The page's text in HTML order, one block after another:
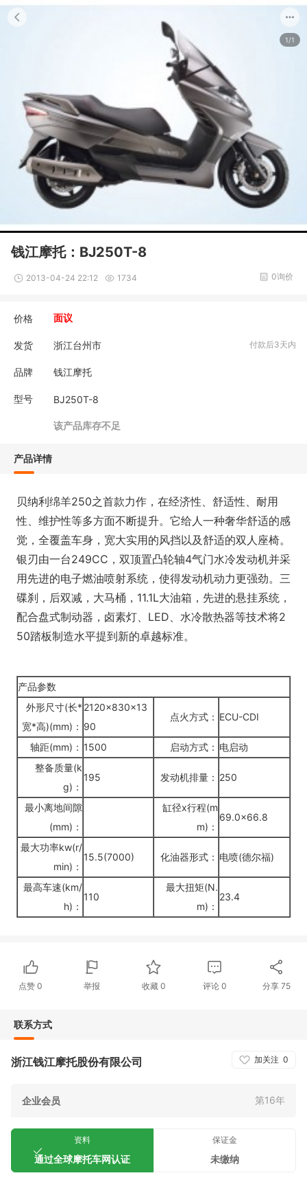
1/1
钱江摩托：BJ250T-8
2013-04-24 22:12 1734 0询价
价格 面议
发货 浙江台州市 付款后3天内
品牌 钱江摩托
型号 BJ250T-8
该产品库存不足
产品详情
贝纳利绵羊250之首款力作，在经济性、舒适性、耐用
性、维护性等多方面不断提升。它给人一种奢华舒适的感
觉，全覆盖车身，宽大实用的风挡以及舒适的双人座椅。
银刃由一台249CC，双顶置凸轮轴4气门水冷发动机并采
用先进的电子燃油喷射系统，使得发动机动力更强劲。三
碟刹，后双减，大马桶，11.1L大油箱，先进的悬挂系统，
配合盘式制动器，卤素灯、LED、水冷散热器等技术将2
50踏板制造水平提到新的卓越标准。
产品参数
外形尺寸(长*
宽*高)(mm)：
2120x830x13
90
点火方式： ECU-CDI
轴距(mm)： 1500 启动方式： 电启动
整备质量(k
g)：
195 发动机排量： 250
最小离地间隙
(mm)：
缸径x行程(m
m)：
69.0x66.8
最大功率kw(r/
min)：
15.5(7000) 化油器形式： 电喷(德尔福)
最高车速(km/
h)：
110
最大扭矩(N.
m)：
23.4
点赞0 举报 收藏 0 评论0 分享 75
联系方式
加关注 0
浙江钱江摩托股份有限公司
企业会员 第16年
资料
通过全球摩托车网认证
保证金
未缴纳